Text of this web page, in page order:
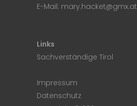
E-Mail: mary.hacket@gmx.at
Links
Sachverständige Tirol
Impressum
Datenschutz